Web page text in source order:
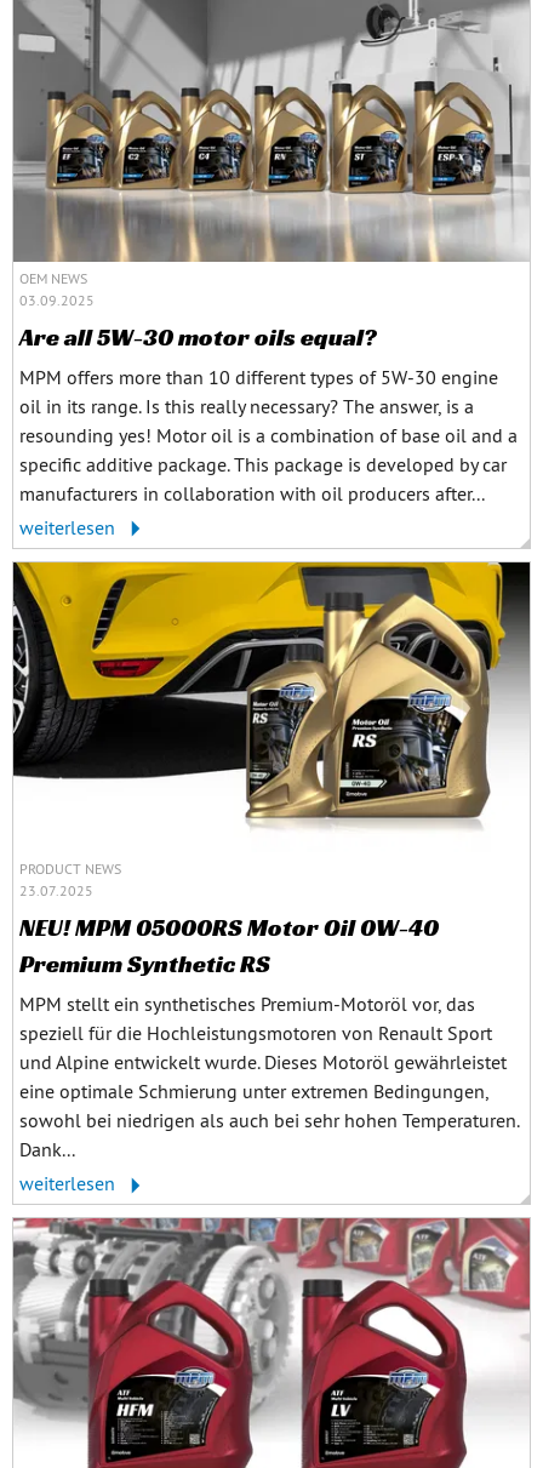
OEM NEWS
03.09.2025
Are all 5W-30 motor oils equal?
MPM offers more than 10 different types of 5W-30 engine
oil in its range. Is this really necessary? The answer, is a
resounding yes! Motor oil is a combination of base oil and a
specific additive package. This package is developed by car
manufacturers in collaboration with oil producers after...
weiterlesen
PRODUCT NEWS
23.07.2025
NEU! MPM 05000RS Motor Oil 0W-40
Premium Synthetic RS
MPM stellt ein synthetisches Premium-Motoröl vor, das
speziell für die Hochleistungsmotoren von Renault Sport
und Alpine entwickelt wurde. Dieses Motoröl gewährleistet
eine optimale Schmierung unter extremen Bedingungen,
sowohl bei niedrigen als auch bei sehr hohen Temperaturen.
Dank...
weiterlesen